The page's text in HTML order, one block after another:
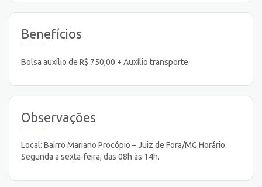
Benefícios
Bolsa auxílio de R$ 750,00 + Auxílio transporte
Observações
Local: Bairro Mariano Procópio – Juiz de Fora/MG Horário:
Segunda a sexta-feira, das 08h às 14h.